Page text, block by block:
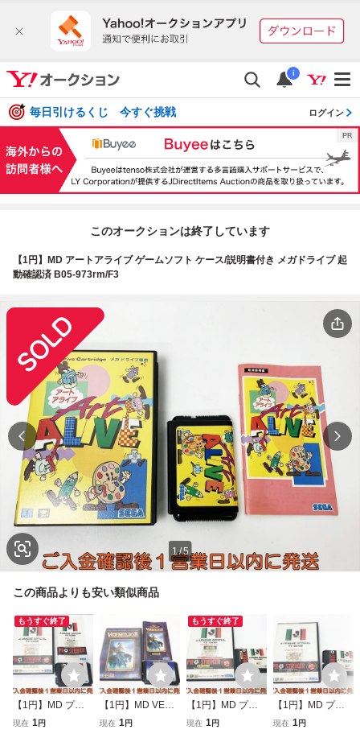
i
毎日引けるくじ 今すぐ挑戦 ログイン
このオークションは終了しています
【1円】MD アートアライブ ゲームソフト ケース/説明書付き メガドライブ 起
動確認済 B05-973rm/F3
1/5
この商品よりも安い類似商品
もうすぐ終了
【1円】MD プロ
ストライカー ゲー
現在 1円
【1円】MD VERM
ILION ヴァーミリ
現在 1円
もうすぐ終了
【1円】MD プロ
ストライカー 完全
現在 1円
【1円】MD プロ
ストライカー ゲー
現在 1円